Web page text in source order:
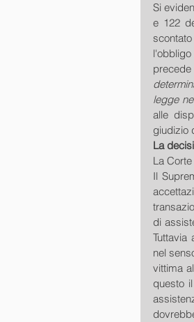
Si
e 122
legge
alle
giudizio
La
La
Il
di
Tuttavia
nel
vittima
questo